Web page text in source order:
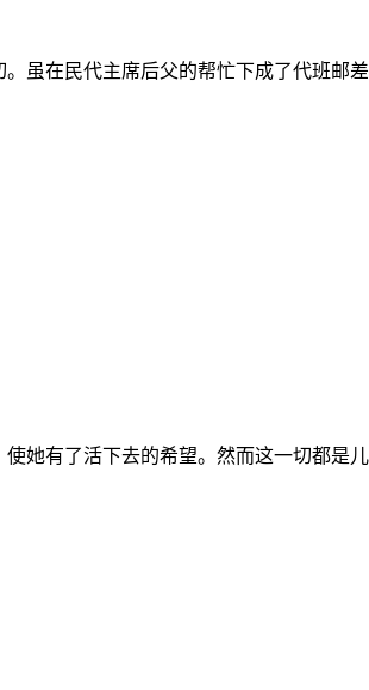
虽在民代主席后父的帮忙下成了代班邮
她有了活下去的希望。然而这一切都是